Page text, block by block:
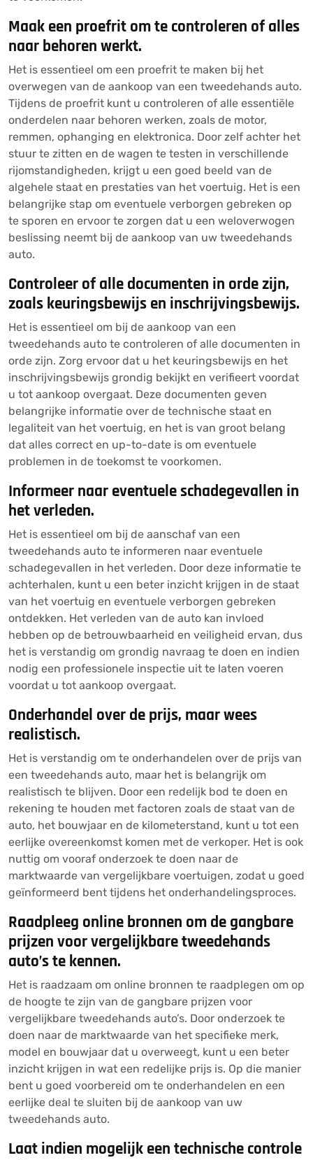
Maak een proefrit om te controleren of alles
naar behoren werkt.
Het is essentieel om een proefrit te maken bij het
overwegen van de aankoop van een tweedehands auto.
Tijdens de proefrit kunt u controleren of alle essentiële
onderdelen naar behoren werken, zoals de motor,
remmen, ophanging en elektronica. Door zelf achter het
stuur te zitten en de wagen te testen in verschillende
rijomstandigheden, krijgt u een goed beeld van de
algehele staat en prestaties van het voertuig. Het is een
belangrijke stap om eventuele verborgen gebreken op
te sporen en ervoor te zorgen dat u een weloverwogen
beslissing neemt bij de aankoop van uw tweedehands
auto.
Controleer of alle documenten in orde zijn,
zoals keuringsbewijs en inschrijvingsbewijs.
Het is essentieel om bij de aankoop van een
tweedehands auto te controleren of alle documenten in
orde zijn. Zorg ervoor dat u het keuringsbewijs en het
inschrijvingsbewijs grondig bekijkt en verifieert voordat
u tot aankoop overgaat. Deze documenten geven
belangrijke informatie over de technische staat en
legaliteit van het voertuig, en het is van groot belang
dat alles correct en up-to-date is om eventuele
problemen in de toekomst te voorkomen.
Informeer naar eventuele schadegevallen in
het verleden.
Het is essentieel om bij de aanschaf van een
tweedehands auto te informeren naar eventuele
schadegevallen in het verleden. Door deze informatie te
achterhalen, kunt u een beter inzicht krijgen in de staat
van het voertuig en eventuele verborgen gebreken
ontdekken. Het verleden van de auto kan invloed
hebben op de betrouwbaarheid en veiligheid ervan, dus
het is verstandig om grondig navraag te doen en indien
nodig een professionele inspectie uit te laten voeren
voordat u tot aankoop overgaat.
Onderhandel over de prijs, maar wees
realistisch.
Het is verstandig om te onderhandelen over de prijs van
een tweedehands auto, maar het is belangrijk om
realistisch te blijven. Door een redelijk bod te doen en
rekening te houden met factoren zoals de staat van de
auto, het bouwjaar en de kilometerstand, kunt u tot een
eerlijke overeenkomst komen met de verkoper. Het is ook
nuttig om vooraf onderzoek te doen naar de
marktwaarde van vergelijkbare voertuigen, zodat u goed
geïnformeerd bent tijdens het onderhandelingsproces.
Raadpleeg online bronnen om de gangbare
prijzen voor vergelijkbare tweedehands
auto’s te kennen.
Het is raadzaam om online bronnen te raadplegen om op
de hoogte te zijn van de gangbare prijzen voor
vergelijkbare tweedehands auto’s. Door onderzoek te
doen naar de marktwaarde van het specifieke merk,
model en bouwjaar dat u overweegt, kunt u een beter
inzicht krijgen in wat een redelijke prijs is. Op die manier
bent u goed voorbereid om te onderhandelen en een
eerlijke deal te sluiten bij de aankoop van uw
tweedehands auto.
Laat indien mogelijk een technische controle